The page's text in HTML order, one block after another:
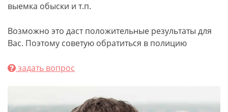
выемка обыски и т.п.
Возможно это даст положительные результаты для
Вас. Поэтому советую обратиться в полицию
задать вопрос